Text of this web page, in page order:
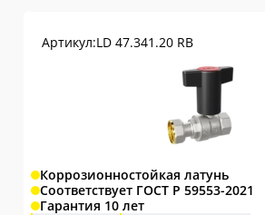
Артикул:LD 47.341.20 RB
Коррозионностойкая латунь
Соответствует ГОСТ Р 59553-2021
Гарантия 10 лет